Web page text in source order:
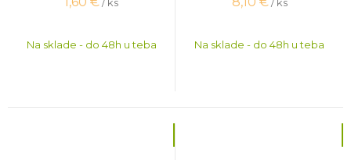
Na sklade - do 48h u teba Na sklade - do 48h u teba